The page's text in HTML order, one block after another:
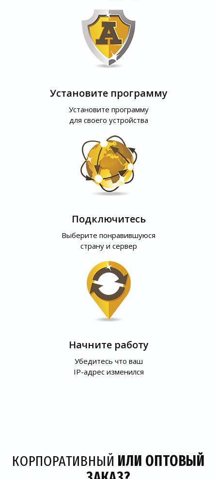
Установите программу
Установите программу
для своего устройства
Подключитесь
Выберите понравившуюся
страну и сервер
Начните работу
Убедитесь что ваш
IP-адрес изменился
КОРПОРАТИВНЫЙ ИЛИ ОПТОВЫЙ